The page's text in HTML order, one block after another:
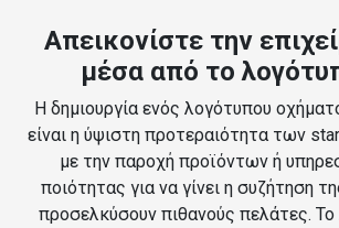
Απεικονίστε την
μέσα από το
Η δημιουργία ενός λογότυπου
είναι η ύψιστη προτεραιότητα των
με την παροχή προϊόντων ή
ποιότητας για να γίνει η συζήτηση
προσελκύσουν πιθανούς πελάτες. Το